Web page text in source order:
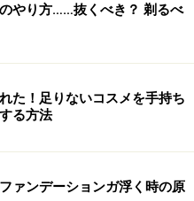
やり方……抜くべき？ 剃るべ
た！足りないコスメを手持ち
る方法
ァンデーションガ浮く時の原